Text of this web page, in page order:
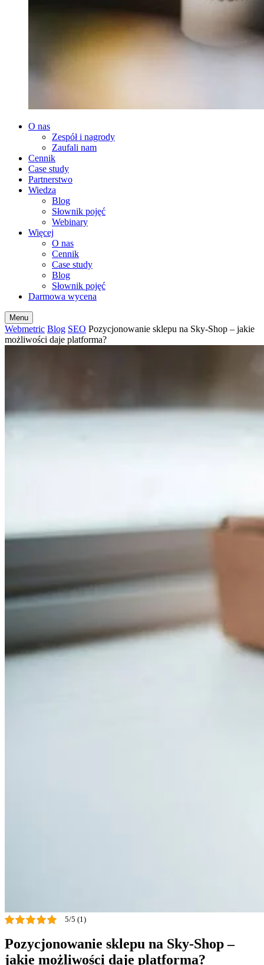
O nas
Zespół i nagrody
Zaufali nam
Cennik
Case study
Partnerstwo
Wiedza
Blog
Słownik pojęć
Webinary
Więcej
O nas
Cennik
Case study
Blog
Słownik pojęć
Darmowa wycena
Menu
Webmetric Blog SEO Pozycjonowanie sklepu na Sky-Shop – jakie
możliwości daje platforma?
5/5 (1)
Pozycjonowanie sklepu na Sky-Shop –
jakie możliwości daje platforma?